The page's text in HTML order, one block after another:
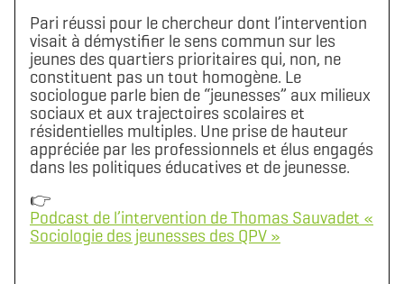
Pari réussi pour le chercheur dont l’intervention
visait à démystifier le sens commun sur les
jeunes des quartiers prioritaires qui, non, ne
constituent pas un tout homogène. Le
sociologue parle bien de “jeunesses” aux milieux
sociaux et aux trajectoires scolaires et
résidentielles multiples. Une prise de hauteur
appréciée par les professionnels et élus engagés
dans les politiques éducatives et de jeunesse.
👉
Podcast de l’intervention de Thomas Sauvadet «
Sociologie des jeunesses des QPV »